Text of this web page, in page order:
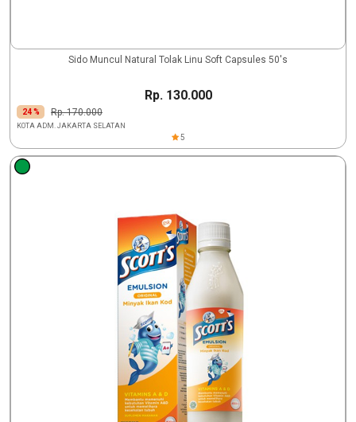
Sido Muncul Natural Tolak Linu Soft Capsules 50's
Rp. 130.000
24 % Rp. 170.000
KOTA ADM. JAKARTA SELATAN
5